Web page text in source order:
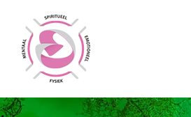
inhoud